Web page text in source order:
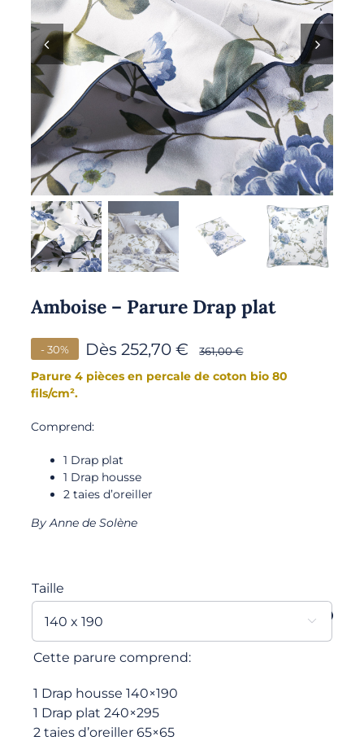
Amboise – Parure Drap plat
Dès252,70€ 361,00€
- 30%
Parure 4 pièces en percale de coton bio 80
fils/cm².
Comprend:
1 Drap plat
1 Drap housse
2 taies d’oreiller
By Anne de Solène
Taille

Cette parure comprend:
1 Drap housse 140×190
1 Drap plat 240×295
2 taies d’oreiller 65×65